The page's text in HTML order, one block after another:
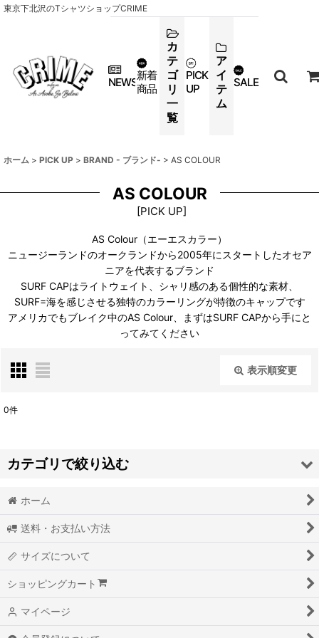
東京下北沢のTシャツショップCRIME
NEWS新着
商品
カ
テ
ゴ
リ
一
覧
PICK
UP
ア
イ
テ
ム
SALE
ホーム > PICK UP > BRAND - ブランド- > AS COLOUR
AS COLOUR
[PICK UP]
AS Colour（エーエスカラー）
ニュージーランドのオークランドから2005年にスタートしたオセア
ニアを代表するブランド
SURF CAPはライトウェイト、シャリ感のある個性的な素材、
SURF=海を感じさせる独特のカラーリングが特徴のキャップです
アメリカでもブレイク中のAS Colour、まずはSURF CAPから手にと
ってみてください
表示順変更
:
0件
カテゴリで絞り込む
BRAND - ブランド- (全商品)
ANVIL
AS COLOUR
ホーム
送料・お支払い方法
サイズについて
ショッピングカート
マイページ